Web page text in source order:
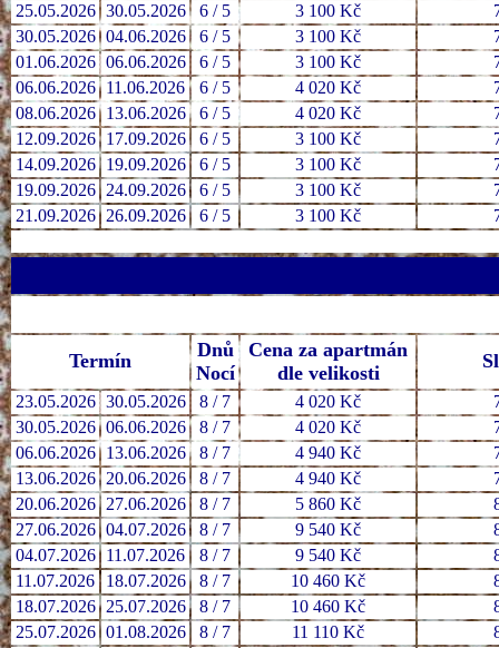
25.05.2026 30.05.2026 6 / 5 3 100 Kč
30.05.2026 04.06.2026 6 / 5 3 100 Kč
01.06.2026 06.06.2026 6 / 5 3 100 Kč
06.06.2026
11.06.2026 6 / 5 4 020 Kč
08.06.2026
13.06.2026 6 / 5 4 020 Kč
12.09.2026
17.09.2026 6 / 5 3 100 Kč
14.09.2026
19.09.2026 6 / 5 3 100 Kč
19.09.2026
24.09.2026 6 / 5 3 100 Kč
21.09.2026
26.09.2026 6 / 5 3 100 Kč
Termín
Dnů
Nocí
Cena za apartmán
dle velikosti
23.05.2026 30.05.2026 8 / 7 4 020 Kč
30.05.2026 06.06.2026 8 / 7 4 020 Kč
06.06.2026
13.06.2026 8 / 7 4 940 Kč
13.06.2026
20.06.2026 8 / 7 4 940 Kč
20.06.2026
27.06.2026 8 / 7 5 860 Kč
27.06.2026 04.07.2026 8 / 7 9 540 Kč
04.07.2026
11.07.2026 8 / 7 9 540 Kč
11.07.2026
18.07.2026 8 / 7 10 460 Kč
18.07.2026
25.07.2026 8 / 7 10 460 Kč
25.07.2026 01.08.2026 8 / 7 11 110 Kč